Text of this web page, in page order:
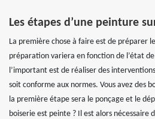
Les étapes d’une peinture
La première chose à faire est de préparer
préparation variera en fonction de l’état
l’important est de réaliser des
soit conforme aux normes. Vous avez des
la première étape sera le ponçage et le
boiserie est peinte ? Il est alors nécessaire